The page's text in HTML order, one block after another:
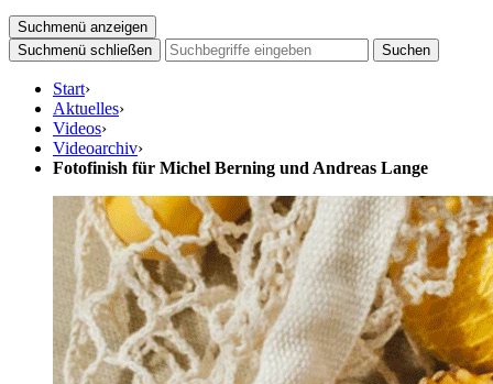
Suchmenü anzeigen
Suchmenü schließen
Suchen
Start›
Aktuelles›
Videos›
Videoarchiv›
Fotofinish für Michel Berning und Andreas Lange